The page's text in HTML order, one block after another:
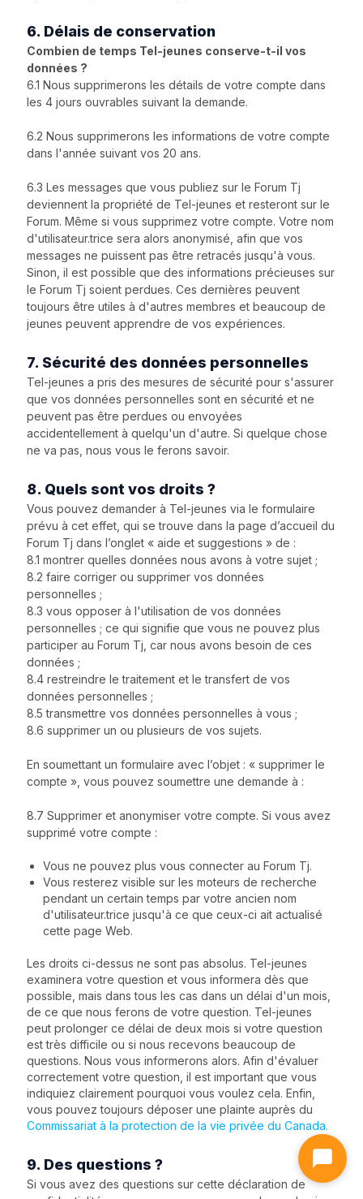
6. Délais de conservation
Combien de temps Tel-jeunes conserve-t-il vos
données ?
6.1 Nous supprimerons les détails de votre compte dans
les 4 jours ouvrables suivant la demande.
6.2 Nous supprimerons les informations de votre compte
dans l'année suivant vos 20 ans.
6.3 Les messages que vous publiez sur le Forum Tj
deviennent la propriété de Tel-jeunes et resteront sur le
Forum. Même si vous supprimez votre compte. Votre nom
d'utilisateur.trice sera alors anonymisé, afin que vos
messages ne puissent pas être retracés jusqu'à vous.
Sinon, il est possible que des informations précieuses sur
le Forum Tj soient perdues. Ces dernières peuvent
toujours être utiles à d'autres membres et beaucoup de
jeunes peuvent apprendre de vos expériences.
7. Sécurité des données personnelles
Tel-jeunes a pris des mesures de sécurité pour s'assurer
que vos données personnelles sont en sécurité et ne
peuvent pas être perdues ou envoyées
accidentellement à quelqu'un d'autre. Si quelque chose
ne va pas, nous vous le ferons savoir.
8. Quels sont vos droits ?
Vous pouvez demander à Tel-jeunes via le formulaire
prévu à cet effet, qui se trouve dans la page d’accueil du
Forum Tj dans l’onglet « aide et suggestions » de :
8.1 montrer quelles données nous avons à votre sujet ;
8.2 faire corriger ou supprimer vos données
personnelles ;
8.3 vous opposer à l'utilisation de vos données
personnelles ; ce qui signifie que vous ne pouvez plus
participer au Forum Tj, car nous avons besoin de ces
données ;
8.4 restreindre le traitement et le transfert de vos
données personnelles ;
8.5 transmettre vos données personnelles à vous ;
8.6 supprimer un ou plusieurs de vos sujets.
En soumettant un formulaire avec l’objet : « supprimer le
compte », vous pouvez soumettre une demande à :
8.7 Supprimer et anonymiser votre compte. Si vous avez
supprimé votre compte :
Vous ne pouvez plus vous connecter au Forum Tj.
Vous resterez visible sur les moteurs de recherche
pendant un certain temps par votre ancien nom
d'utilisateur.trice jusqu'à ce que ceux-ci ait actualisé
cette page Web.
Les droits ci-dessus ne sont pas absolus. Tel-jeunes
examinera votre question et vous informera dès que
possible, mais dans tous les cas dans un délai d'un mois,
de ce que nous ferons de votre question. Tel-jeunes
peut prolonger ce délai de deux mois si votre question
est très difficile ou si nous recevons beaucoup de
questions. Nous vous informerons alors. Afin d'évaluer
correctement votre question, il est important que vous
indiquiez clairement pourquoi vous voulez cela. Enfin,
vous pouvez toujours déposer une plainte auprès du
Commissariat à la protection de la vie privée du Canada.
9. Des questions ?
Si vous avez des questions sur cette déclaration de